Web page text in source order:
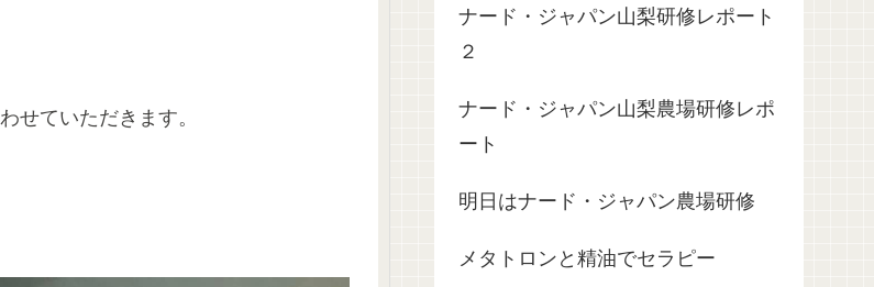
せていただきます。
ナード・ジャパン山梨研修レポート
２
ナード・ジャパン山梨農場研修レポ
ート
明日はナード・ジャパン農場研修
メタトロンと精油でセラピー